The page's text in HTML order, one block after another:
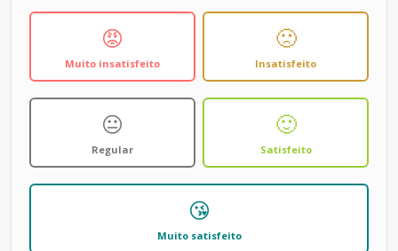
😡
Muito insatisfeito
🙁
Insatisfeito
😐
Regular
🙂
Satisfeito
😘
Muito satisfeito